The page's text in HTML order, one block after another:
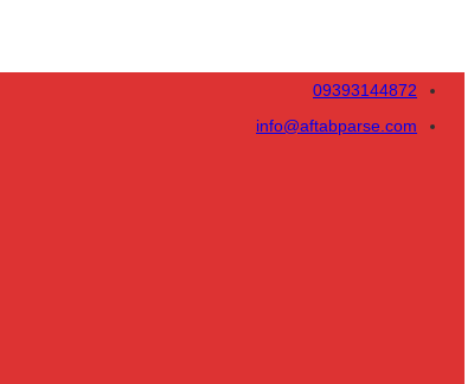
09393144872
info@aftabparse.com